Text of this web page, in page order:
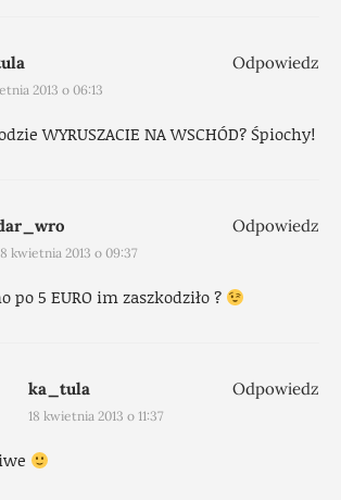
2013 o 06:13
WYRUSZACIE NA WSCHÓD? Śpiochy!
Odpowiedz
kwietnia 2013 o 09:37
po 5 EURO im zaszkodziło ?
Odpowiedz
ka_tula
18 kwietnia 2013 o 11:37
Odpowiedz